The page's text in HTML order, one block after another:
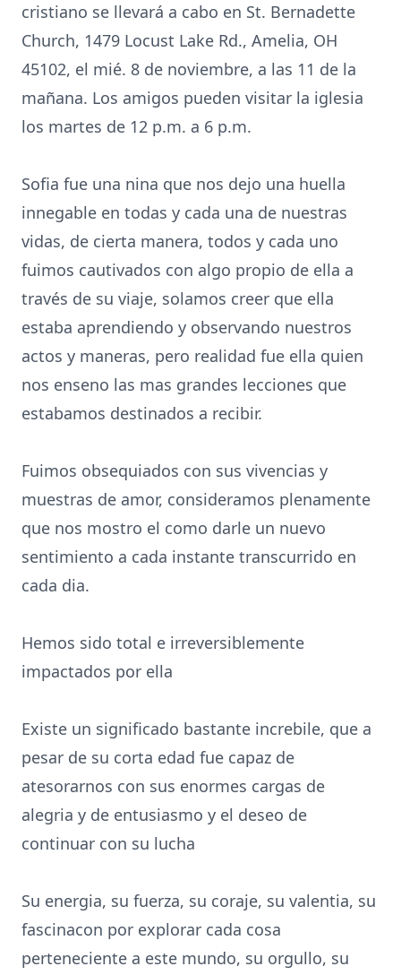
cristiano se llevará a cabo en St. Bernadette
Church, 1479 Locust Lake Rd., Amelia, OH
45102, el mié. 8 de noviembre, a las 11 de la
mañana. Los amigos pueden visitar la iglesia
los martes de 12 p.m. a 6 p.m.
Sofia fue una nina que nos dejo una huella
innegable en todas y cada una de nuestras
vidas, de cierta manera, todos y cada uno
fuimos cautivados con algo propio de ella a
través de su viaje, solamos creer que ella
estaba aprendiendo y observando nuestros
actos y maneras, pero realidad fue ella quien
nos enseno las mas grandes lecciones que
estabamos destinados a recibir.
Fuimos obsequiados con sus vivencias y
muestras de amor, consideramos plenamente
que nos mostro el como darle un nuevo
sentimiento a cada instante transcurrido en
cada dia.
Hemos sido total e irreversiblemente
impactados por ella
Existe un significado bastante increbile, que a
pesar de su corta edad fue capaz de
atesorarnos con sus enormes cargas de
alegria y de entusiasmo y el deseo de
continuar con su lucha
Su energia, su fuerza, su coraje, su valentia, su
fascinacon por explorar cada cosa
perteneciente a este mundo, su orgullo, su